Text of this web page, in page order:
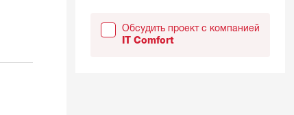
Обсудить проект с компанией
IT Comfort